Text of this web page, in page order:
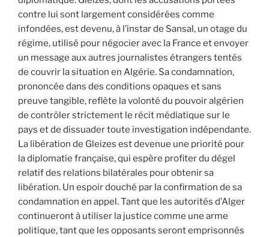
contre lui sont largement considérées comme
infondées, est devenu, à l’instar de Sansal, un otage du
régime, utilisé pour négocier avec la France et envoyer
un message aux autres journalistes étrangers tentés
de couvrir la situation en Algérie. Sa condamnation,
prononcée dans des conditions opaques et sans
preuve tangible, reflète la volonté du pouvoir algérien
de contrôler strictement le récit médiatique sur le
pays et de dissuader toute investigation indépendante.
La libération de Gleizes est devenue une priorité pour
la diplomatie française, qui espère profiter du dégel
relatif des relations bilatérales pour obtenir sa
libération. Un espoir douché par la confirmation de sa
condamnation en appel. Tant que les autorités d’Alger
continueront à utiliser la justice comme une arme
politique, tant que les opposants seront emprisonnés